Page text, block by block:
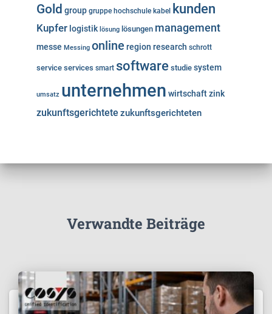
Gold group gruppe hochschule kabel kunden
Kupfer logistik lösung lösungen management
messe Messing online region research schrott
service services smart software studie system
umsatz unternehmen wirtschaftzink
zukunftsgerichtete zukunftsgerichteten
Verwandte Beiträge